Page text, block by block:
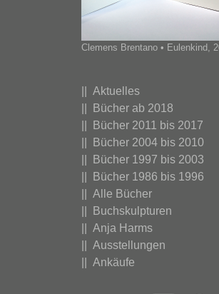
Clemens Brentano • Eulenkind,
|| Aktuelles
|| Bücher ab 2018
|| Bücher 2011 bis 2017
|| Bücher 2004 bis 2010
|| Bücher 1997 bis 2003
|| Bücher 1986 bis 1996
|| Alle Bücher
|| Buchskulpturen
|| Anja Harms
|| Ausstellungen
|| Ankäufe